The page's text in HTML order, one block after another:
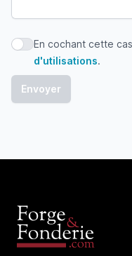
En cochant cette
En cochant cette
d'utilisations.